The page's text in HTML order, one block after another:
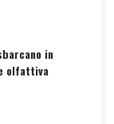
in
olfattiva